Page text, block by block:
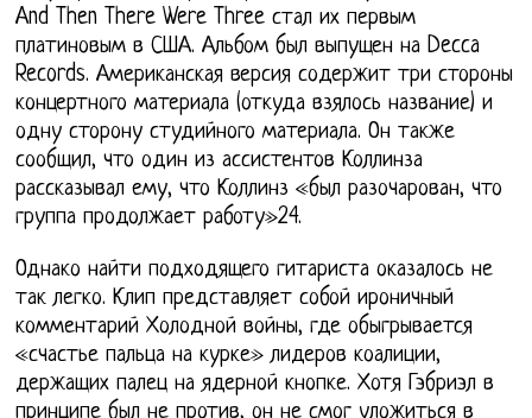
And Then There Were Three стал их первым
платиновым в США. Альбом был выпущен на Decca
Records. Американская версия содержит три стороны
концертного материала (откуда взялось название) и
одну сторону студийного материала. Он также
сообщил, что один из ассистентов Коллинза
рассказывал ему, что Коллинз «был разочарован, что
группа продолжает работу»24.
Однако найти подходящего гитариста оказалось не
так легко. Клип представляет собой ироничный
комментарий Холодной войны, где обыгрывается
«счастье пальца на курке» лидеров коалиции,
держащих палец на ядерной кнопке. Хотя Гэбриэл в
принципе был не против, он не смог уложиться в